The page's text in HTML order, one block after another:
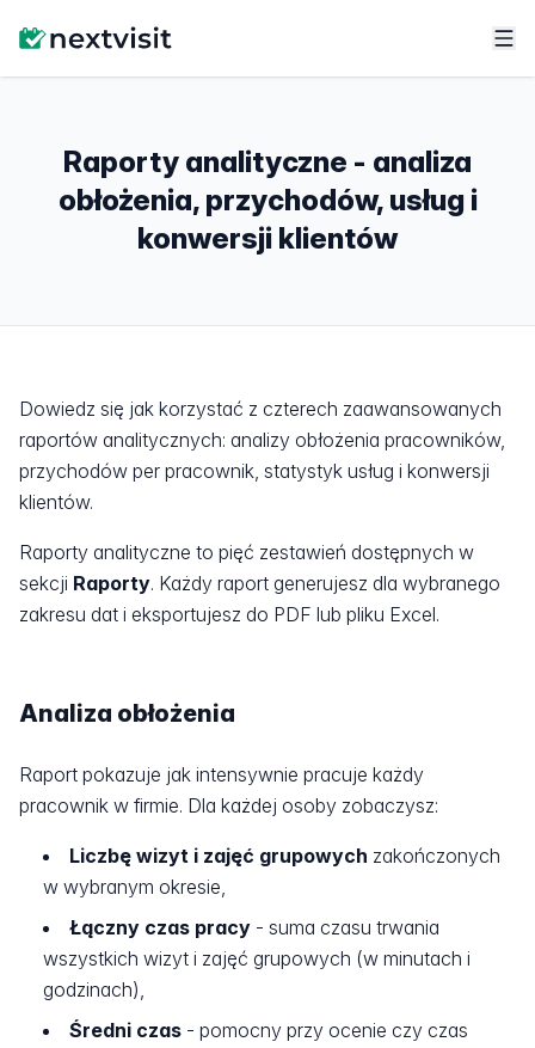
Raporty analityczne - analiza
obłożenia, przychodów, usług i
konwersji klientów
Dowiedz się jak korzystać z czterech zaawansowanych
raportów analitycznych: analizy obłożenia pracowników,
przychodów per pracownik, statystyk usług i konwersji
klientów.
Raporty analityczne to pięć zestawień dostępnych w
sekcji Raporty. Każdy raport generujesz dla wybranego
zakresu dat i eksportujesz do PDF lub pliku Excel.
Analiza obłożenia
Raport pokazuje jak intensywnie pracuje każdy
pracownik w firmie. Dla każdej osoby zobaczysz:
Liczbę wizyt i zajęć grupowych zakończonych
w wybranym okresie,
Łączny czas pracy - suma czasu trwania
wszystkich wizyt i zajęć grupowych (w minutach i
godzinach),
Średni czas - pomocny przy ocenie czy czas